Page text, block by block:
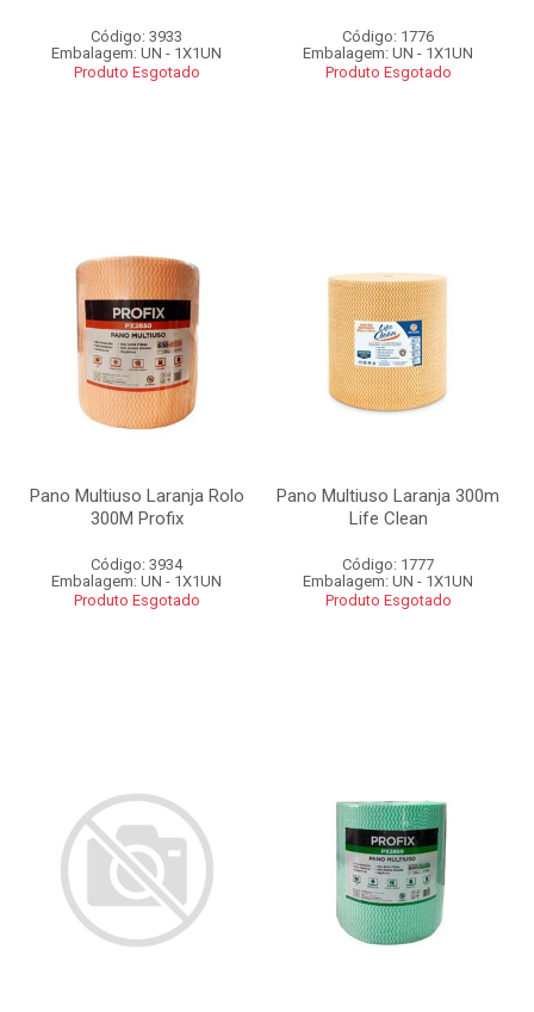
Código: 3933
Embalagem: UN - 1X1UN
Produto Esgotado
Código: 1776
Embalagem: UN - 1X1UN
Produto Esgotado
Pano Multiuso Laranja Rolo
300M Profix
Código: 3934
Embalagem: UN - 1X1UN
Produto Esgotado
Pano Multiuso Laranja 300m
Life Clean
Código: 1777
Embalagem: UN - 1X1UN
Produto Esgotado